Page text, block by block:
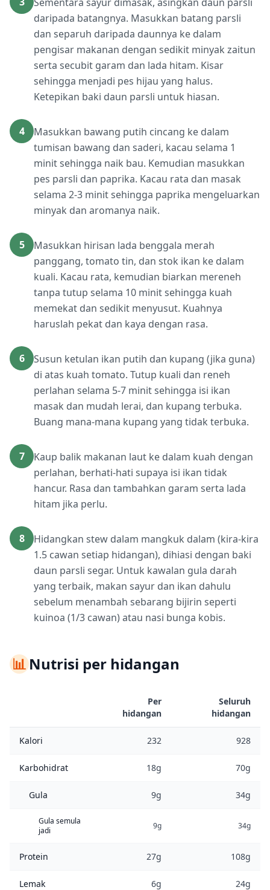
daripada batangnya. Masukkan batang parsli
dan separuh daripada daunnya ke dalam
pengisar makanan dengan sedikit minyak zaitun
serta secubit garam dan lada hitam. Kisar
sehingga menjadi pes hijau yang halus.
Ketepikan baki daun parsli untuk hiasan.
4
Masukkan bawang putih cincang ke dalam
tumisan bawang dan saderi, kacau selama 1
minit sehingga naik bau. Kemudian masukkan
pes parsli dan paprika. Kacau rata dan masak
selama 2-3 minit sehingga paprika mengeluarkan
minyak dan aromanya naik.
5
Masukkan hirisan lada benggala merah
panggang, tomato tin, dan stok ikan ke dalam
kuali. Kacau rata, kemudian biarkan mereneh
tanpa tutup selama 10 minit sehingga kuah
memekat dan sedikit menyusut. Kuahnya
haruslah pekat dan kaya dengan rasa.
6
Susun ketulan ikan putih dan kupang (jika guna)
di atas kuah tomato. Tutup kuali dan reneh
perlahan selama 5-7 minit sehingga isi ikan
masak dan mudah lerai, dan kupang terbuka.
Buang mana-mana kupang yang tidak terbuka.
7
Kaup balik makanan laut ke dalam kuah dengan
perlahan, berhati-hati supaya isi ikan tidak
hancur. Rasa dan tambahkan garam serta lada
hitam jika perlu.
8
Hidangkan stew dalam mangkuk dalam (kira-kira
1.5 cawan setiap hidangan), dihiasi dengan baki
daun parsli segar. Untuk kawalan gula darah
yang terbaik, makan sayur dan ikan dahulu
sebelum menambah sebarang bijirin seperti
kuinoa (1/3 cawan) atau nasi bunga kobis.
📊Nutrisi per hidangan
Per
hidangan
Seluruh
hidangan
Kalori 232 928
Karbohidrat 18g 70g
Gula 9g 34g
Gula semula
jadi
9g 34g
Protein 27g 108g
Lemak 6g 24g